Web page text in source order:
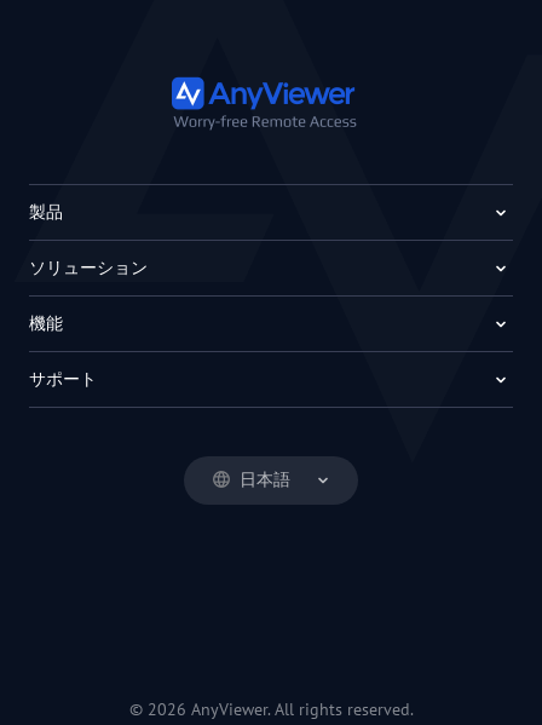
日本語
製品
ソリューション
機能
サポート
© 2026 AnyViewer. All rights reserved.